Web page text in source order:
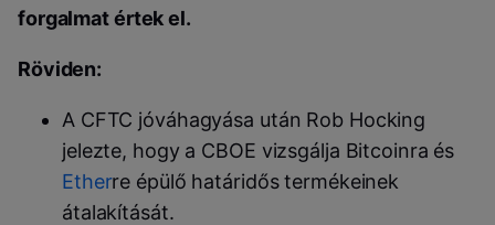
forgalmat értek el.
Röviden:
A CFTC jóváhagyása után Rob Hocking
jelezte, hogy a CBOE vizsgálja Bitcoinra és
Etherre épülő határidős termékeinek
átalakítását.